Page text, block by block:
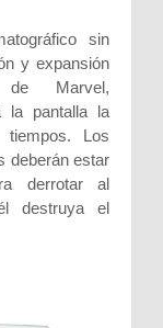
sin
y expansión
de Marvel,
la pantalla la
Los
deberán estar
derrotar al
destruya el